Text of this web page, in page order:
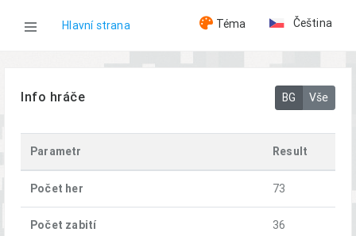
Hlavní strana Téma Čeština
Info hráče BG Vše
Parametr Result
Počet her 73
Počet zabití 36